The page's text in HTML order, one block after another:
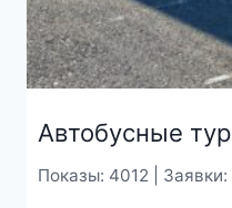
Автобусные
Показы: 4012 | Заявки: